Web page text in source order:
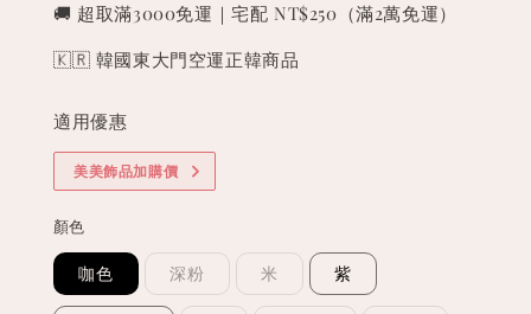
🚚 超取滿3000免運｜宅配 NT$250（滿2萬免運）
🇰🇷 韓國東大門空運正韓商品
適用優惠
美美飾品加購價
顏色
咖色 深粉 米 紫